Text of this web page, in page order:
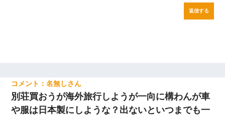
返信する
名無し
別荘買おうが海外旅行しようが一向に構わんが車
や服は日本製にしような？出ないといつまでも一